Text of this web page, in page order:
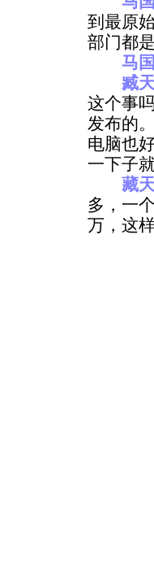
到最原
部门都
马
臧
这个事
发布的
电脑也
一下子
藏
多，一
万，这